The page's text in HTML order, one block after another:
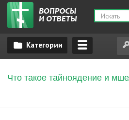
Что такое тайноядение и